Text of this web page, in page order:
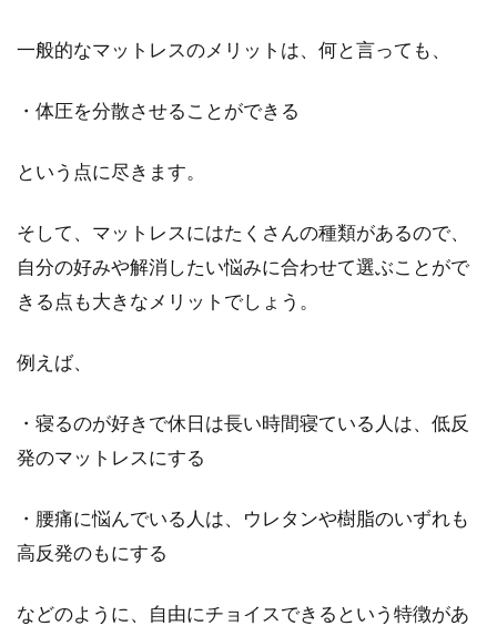
ベッドに収納出来る？置き場がない
入れがない場合、お布団の収納場所はどこに設
2歳までは要注意！ベッドから落ち
消費者庁は「2歳までのベビーベッド使用」を
一般的なマットレスのメリットは、何と言っても、
・体圧を分散させることができる
という点に尽きます。
そして、マットレスにはたくさんの種類があるので、
自分の好みや解消したい悩みに合わせて選ぶことがで
きる点も大きなメリットでしょう。
例えば、
・寝るのが好きで休日は長い時間寝ている人は、低反
発のマットレスにする
・腰痛に悩んでいる人は、ウレタンや樹脂のいずれも
高反発のもにする
などのように、自由にチョイスできるという特徴があ